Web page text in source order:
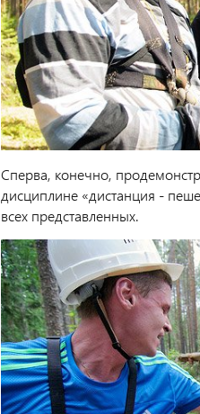
Сперва, конечно,
дисциплине «дистанция -
всех представленных.